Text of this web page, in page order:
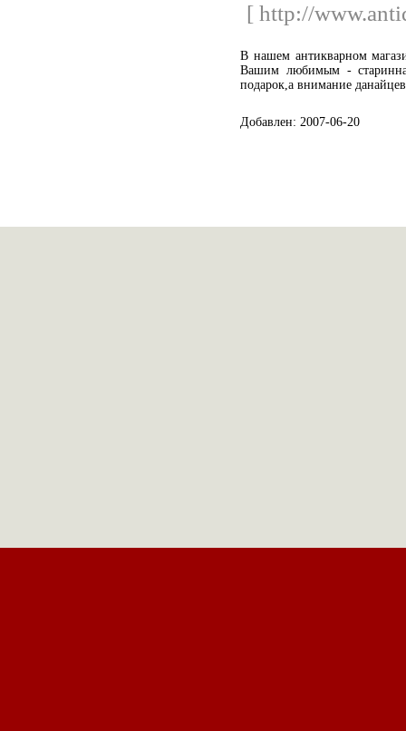
[ http://
В нашем антикварном
Вашим любимым -
подарок,а внимание данайцев
Добавлен: 2007-06-20